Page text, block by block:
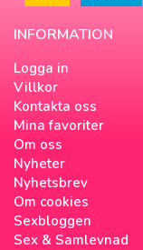
INFORMATION
Logga in
Villkor
Kontakta oss
Mina favoriter
Om oss
Nyheter
Nyhetsbrev
Om cookies
Sexbloggen
Sex & Samlevnad